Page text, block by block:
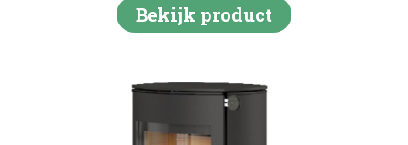
Bekijk product